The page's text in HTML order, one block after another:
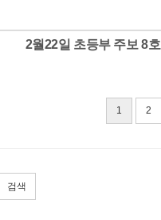
2월22일 초등부 주보 8호
1 2
검색